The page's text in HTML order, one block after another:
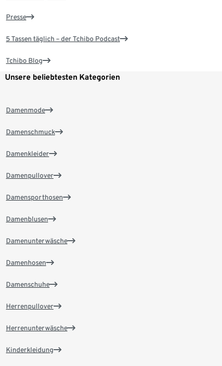
Presse
5 Tassen täglich – der Tchibo Podcast
Tchibo Blog
Unsere beliebtesten Kategorien
Damenmode
Damenschmuck
Damenkleider
Damenpullover
Damensporthosen
Damenblusen
Damenunterwäsche
Damenhosen
Damenschuhe
Herrenpullover
Herrenunterwäsche
Kinderkleidung